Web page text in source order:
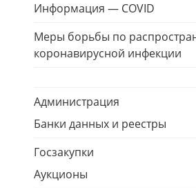
Информация — COVID
Меры борьбы по
коронавирусной инфекции
Администрация
Банки данных и реестры
Госзакупки
Аукционы